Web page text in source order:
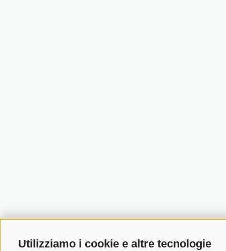
Utilizziamo i cookie e altre tecnologie